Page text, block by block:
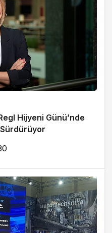
Hijyeni Günü’nde
Sürdürüyor